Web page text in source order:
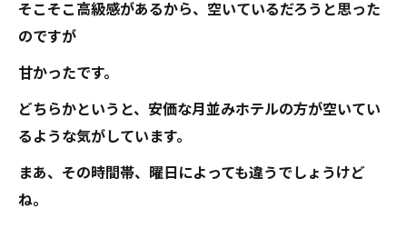
そこそこ高級感があるから、空いているだろうと思った
のですが
甘かったです。
どちらかというと、安価な月並みホテルの方が空いてい
るような気がしています。
まあ、その時間帯、曜日によっても違うでしょうけど
ね。